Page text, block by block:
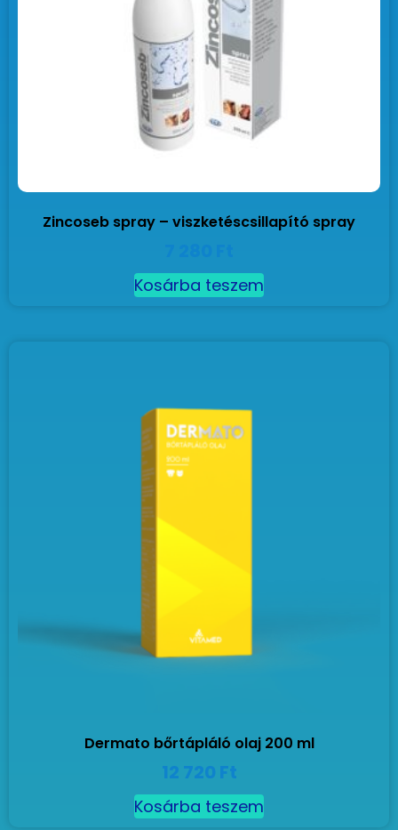
Zincoseb spray – viszketéscsillapító spray
Kosárba teszem
Dermato bőrtápláló olaj 200 ml
12 720 Ft
Kosárba teszem